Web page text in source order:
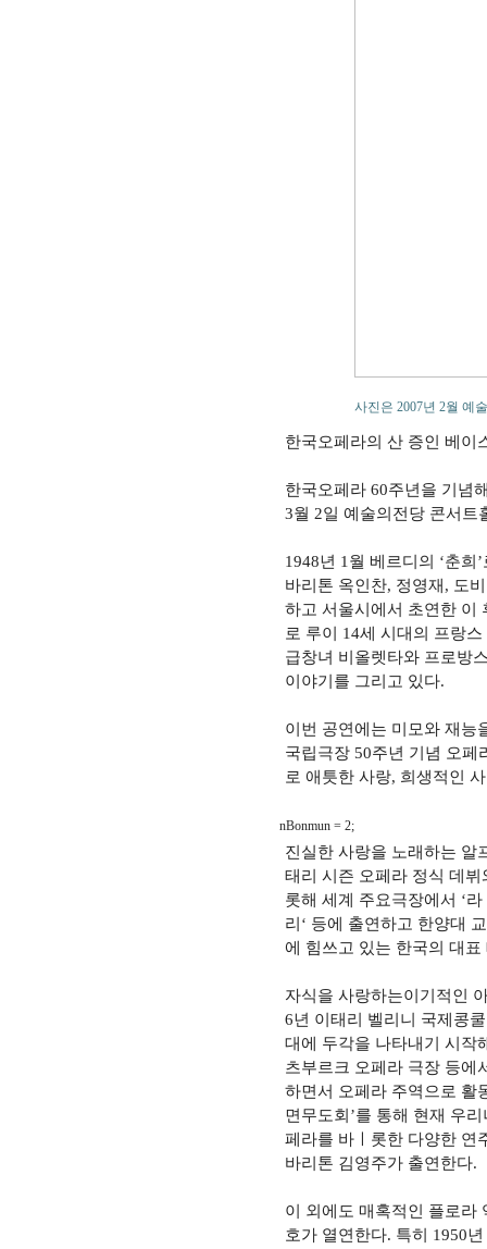
사진은 2007년 2월 예
한국오페라의 산 증인 베이
한국오페라 60주년을 기념
3월 2일 예술의전당 콘서트
1948년 1월 베르디의 ‘춘
바리톤 옥인찬, 정영재, 도
하고 서울시에서 초연한 이
로 루이 14세 시대의 프랑
급창녀 비올렛타와 프로방
이야기를 그리고 있다.
이번 공연에는 미모와 재능
국립극장 50주년 기념 오페
로 애틋한 사랑, 희생적인
nBonmun = 2;
진실한 사랑을 노래하는 알
태리 시즌 오페라 정식 데
롯해 세계 주요극장에서 ‘라
리‘ 등에 출연하고 한양대
에 힘쓰고 있는 한국의 대
자식을 사랑하는이기적인
6년 이태리 벨리니 국제콩
대에 두각을 나타내기 시작
츠부르크 오페라 극장 등에
하면서 오페라 주역으로 활
면무도회’를 통해 현재 우
페라를 바ㅣ롯한 다양한 연
바리톤 김영주가 출연한다.
이 외에도 매혹적인 플로라
호가 열연한다. 특히 1950